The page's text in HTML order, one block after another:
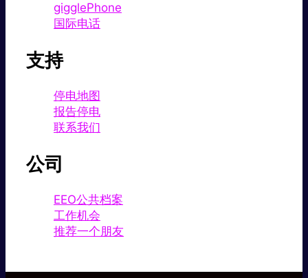
gigglePhone
国际电话
支持
停电地图
报告停电
联系我们
公司
EEO公共档案
工作机会
推荐一个朋友